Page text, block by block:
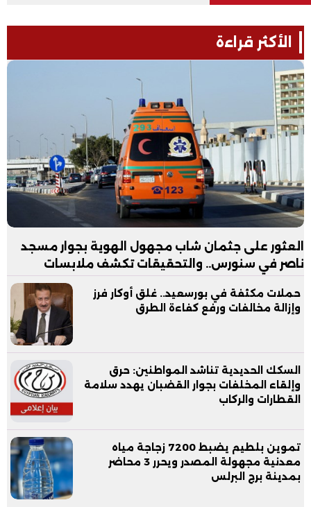
الأكثر قراءة
العثور على جثمان شاب مجهول الهوية بجوار مسجد
ناصر في سنورس.. والتحقيقات تكشف ملابسات
حملات مكثفة في بورسعيد.. غلق أوكار فرز
وإزالة مخالفات ورفع كفاءة الطرق
السكك الحديدية تناشد المواطنين: حرق
وإلقاء المخلفات بجوار القضبان يهدد سلامة
القطارات والركاب
تموين بلطيم يضبط 7200 زجاجة مياه
معدنية مجهولة المصدر ويحرر 3 محاضر
بمدينة برج البرلس